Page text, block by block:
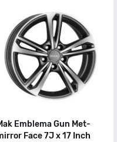
Emblema Gun Met-
Face 7J x 17 Inch